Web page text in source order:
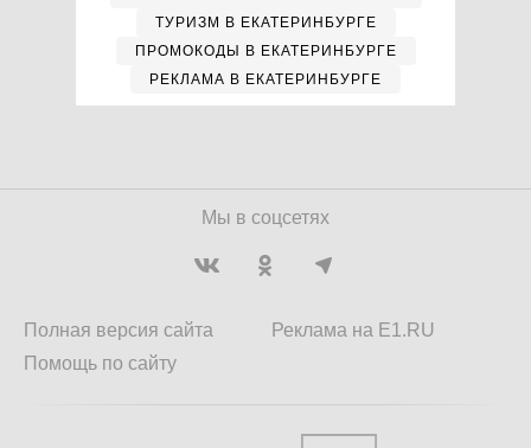
ТУРИЗМ В ЕКАТЕРИНБУРГЕ
ПРОМОКОДЫ В ЕКАТЕРИНБУРГЕ
РЕКЛАМА В ЕКАТЕРИНБУРГЕ
Мы в соцсетях
Полная версия сайта
Помощь по сайту
Реклама на E1.RU